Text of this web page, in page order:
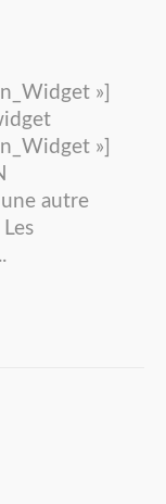
»]
»]
une autre